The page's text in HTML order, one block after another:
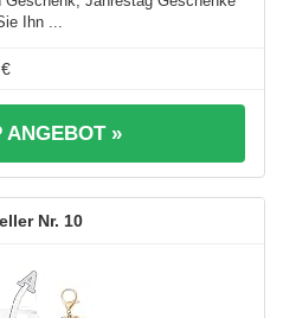
Ihn ...
ANGEBOT »
10